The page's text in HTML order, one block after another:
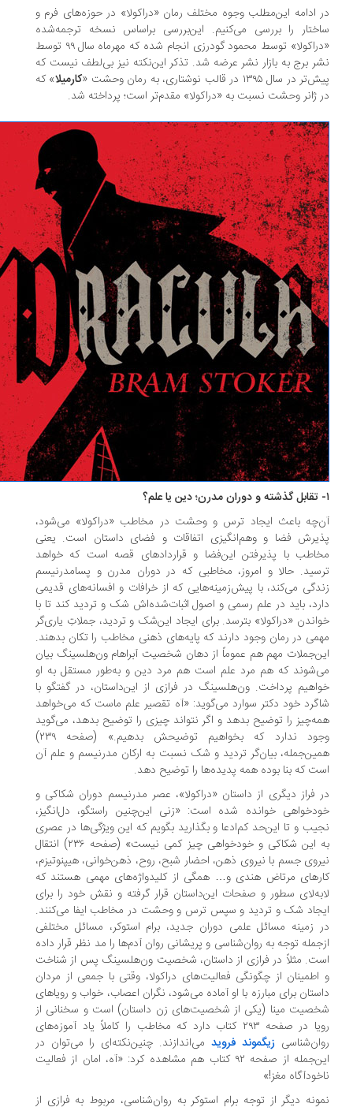
ادامه این‌مطلب وجوه مختلف رمان «دراکولا» در حوزه‌های فرم و
را بررسی می‌کنیم. این‌بررسی براساس نسخه ترجمه‌شده
«دراکولا» توسط محمود گودرزی انجام شده که مهرماه سال ۹۹ توسط
برج به بازار نشر عرضه شد. تذکر این‌نکته نیز بی‌لطف نیست که
سال ۱۳۹۵ در قالب نوشتاری، به رمان وحشت «
کارمیلا» که
ژانر وحشت نسبت به «دراکولا» مقدم‌تر است؛ پرداخته شد.
باعث ایجاد ترس و وحشت در مخاطب «دراکولا» می‌شود،
فضا و وهم‌انگیزی اتفاقات و فضای داستان است. یعنی
با پذیرفتن این‌فضا و قراردادهای قصه است که خواهد
حالا و امروز، مخاطبی که در دوران مدرن و پسامدرنیسم
می‌کند، با پیش‌زمینه‌هایی که از خرافات و افسانه‌های قدیمی
باید در علم رسمی و اصول اثبات‌شده‌اش شک و تردید کند تا با
«دراکولا» بترسد. برای ایجاد این‌شک و تردید، جملاتِ یاری‌گر
در رمان وجود دارند که پایه‌های ذهنی مخاطب را تکان بدهند.
مهم هم عموماً از دهان شخصیت آبراهام ون‌هلسینگ بیان
که هم مرد علم است هم مرد دین و به‌طور مستقل به او
پرداخت. ون‌هلسینگ در فرازی از این‌داستان، در گفتگو با
خود دکتر سوارد می‌گوید: «آه تقصیر علم ماست که می‌خواهد
را توضیح بدهد و اگر نتواند چیزی را توضیح بدهد، می‌گوید
وجود ندارد که بخواهیم توضیحش بدهیم.» (صفحه ۲۳۹)
بیان‌گر تردید و شک نسبت به ارکان مدرنیسم و علم آن
که بنا بوده همه پدیده‌ها را توضیح دهد.
فراز دیگری از داستان «دراکولا»، عصر مدرنیسم دوران شکاکی و
خوانده شده است: «زنی این‌چنین راستگو، دل‌انگیز،
و تا این‌حد کم‌ادعا و بگذارید بگویم که این ویژگی‌ها در عصری
به این شکاکی و خودخواهی چیز کمی نیست» (صفحه ۲۳۶) انتقال
جسم با نیروی ذهن، احضار شبح، روح، ذهن‌خوانی، هیپنوتیزم،
مرتاض هندی و… همگی از کلیدواژه‌های مهمی هستند که
سطور و صفحات این‌داستان قرار گرفته و نقش خود را برای
شک و تردید و سپس ترس و وحشت در مخاطب ایفا می‌کنند.
زمینه مسائل علمی دوران جدید، برام استوکر، مسائل مختلفی
توجه به روان‌شناسی و پریشانی روان آدم‌ها را مد نظر قرار داده
مثلاً در فرازی از داستان، شخصیت ون‌هلسینگ پس از شناخت
از چگونگی فعالیت‌های دراکولا، وقتی با جمعی از مردان
برای مبارزه با او آماده می‌شود، نگران اعصاب، خواب و رویاهای
مینا (یکی از شخصیت‌های زن داستان) است و سخنانی از
رویا در صفحه ۲۹۳ کتاب دارد که مخاطب را کاملاً یاد آموزه‌های
زیگموند فروید می‌اندازند. چنین‌نکته‌ای را می‌توان در
این‌جمله از صفحه ۹۲ کتاب هم مشاهده کرد: «آه، امان از فعالیت
مغز!»
دیگر از توجه برام استوکر به روان‌شناسی، مربوط به فرازی از